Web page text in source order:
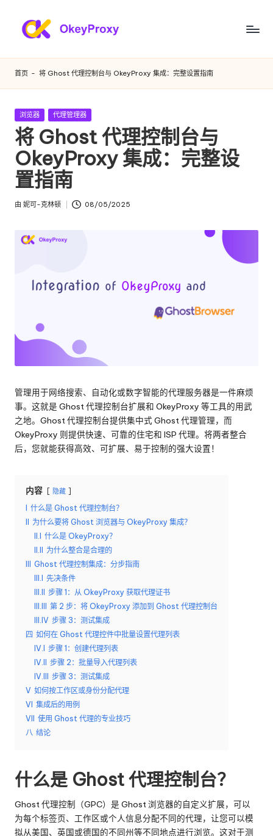
满
足
您
各
种
需
求
的
宅
理
务
[
免
费
试
用
-
O
e
ro
能
大
的
HTTP(S)/SOCKS5
住
宅
代
理，
关
免
用、
置
教
程、
网
络
等。
首页 - 将 Ghost 代理控制台与 OkeyProxy 集成：完整设置指南
发
布
在
浏览器 代理管理器
将 Ghost 代理控制台与
OkeyProxy 集成：完整设
置指南
发
由 妮可-克林顿 08/05/2025
管理用于网络搜索、自动化或数字智能的代理服务器是一件麻烦
事。这就是 Ghost 代理控制台扩展和 OkeyProxy 等工具的用武
之地。Ghost 代理控制台提供集中式 Ghost 代理管理，而
OkeyProxy 则提供快速、可靠的住宅和 ISP 代理。将两者整合
后，您就能获得高效、可扩展、易于控制的强大设置！
内容 隐藏
什么是 Ghost 代理控制台？
为什么要将 Ghost 浏览器与 OkeyProxy 集成？
II.I 什么是 OkeyProxy？
II.II
为什么整合是合理的
Ghost 代理控制集成：分步指南
III.I 先决条件
III.II
步骤 1：从 OkeyProxy 获取代理证书
III.III
第 2 步：将 OkeyProxy 添加到 Ghost 代理控制台
III.IV 步骤 3：测试集成
四 如何在 Ghost 代理控件中批量设置代理列表
IV.I 步骤 1：创建代理列表
IV.II
步骤 2：批量导入代理列表
IV.III
步骤 3：测试集成
V 如何按工作区或身份分配代理
VI 集成后的用例
VII
使用 Ghost 代理的专业技巧
八 结论
什么是 Ghost 代理控制台？
Ghost 代理控制（GPC）是 Ghost 浏览器的自定义扩展，可以
为每个标签页、工作区或个人信息分配不同的代理，让您可以模
拟从美国、英国或德国的不同州等不同地点进行浏览。这对于测